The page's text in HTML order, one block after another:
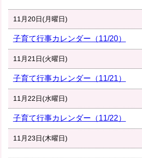
11月20日(月曜日)
子育て行事カレンダー（11/20）
11月21日(火曜日)
子育て行事カレンダー（11/21）
11月22日(水曜日)
子育て行事カレンダー（11/22）
11月23日(木曜日)